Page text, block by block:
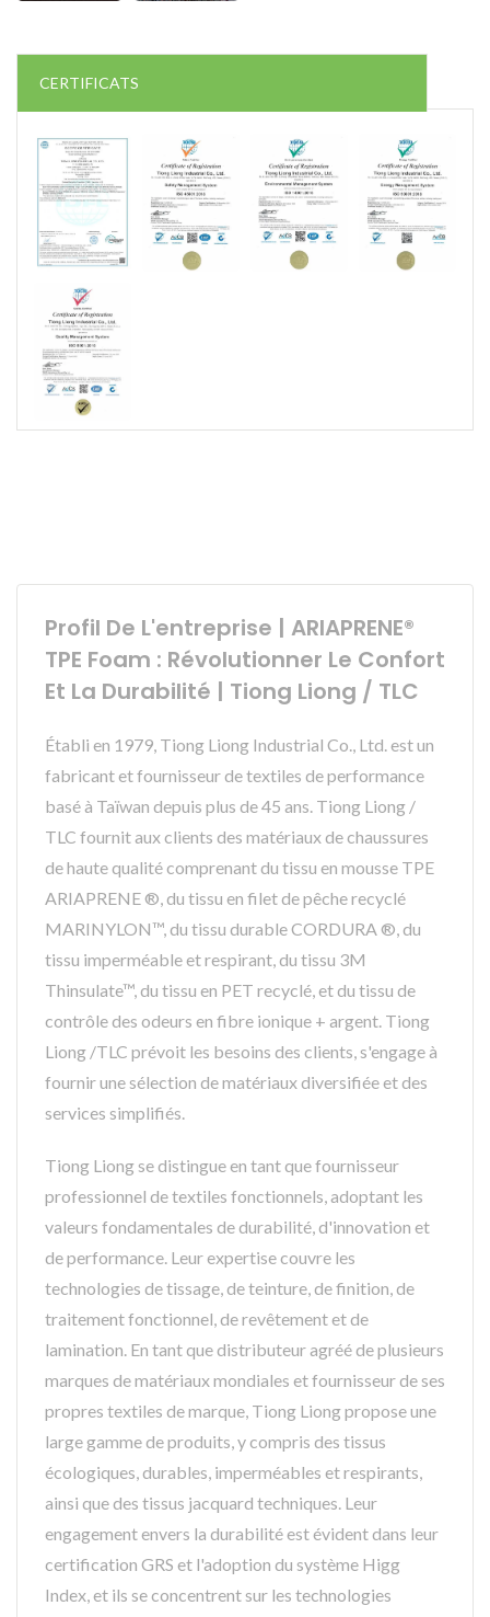
CERTIFICATS
Profil De L'entreprise | ARIAPRENE®
TPE Foam : Révolutionner Le Confort
Et La Durabilité | Tiong Liong / TLC
Établi en 1979, Tiong Liong Industrial Co., Ltd. est un
fabricant et fournisseur de textiles de performance
basé à Taïwan depuis plus de 45 ans. Tiong Liong /
TLC fournit aux clients des matériaux de chaussures
de haute qualité comprenant du tissu en mousse TPE
ARIAPRENE ®, du tissu en filet de pêche recyclé
MARINYLON™, du tissu durable CORDURA ®, du
tissu imperméable et respirant, du tissu 3M
Thinsulate™, du tissu en PET recyclé, et du tissu de
contrôle des odeurs en fibre ionique + argent. Tiong
Liong /TLC prévoit les besoins des clients, s'engage à
fournir une sélection de matériaux diversifiée et des
services simplifiés.
Tiong Liong se distingue en tant que fournisseur
professionnel de textiles fonctionnels, adoptant les
valeurs fondamentales de durabilité, d'innovation et
de performance. Leur expertise couvre les
technologies de tissage, de teinture, de finition, de
traitement fonctionnel, de revêtement et de
lamination. En tant que distributeur agréé de plusieurs
marques de matériaux mondiales et fournisseur de ses
propres textiles de marque, Tiong Liong propose une
large gamme de produits, y compris des tissus
écologiques, durables, imperméables et respirants,
ainsi que des tissus jacquard techniques. Leur
engagement envers la durabilité est évident dans leur
certification GRS et l'adoption du système Higg
Index, et ils se concentrent sur les technologies